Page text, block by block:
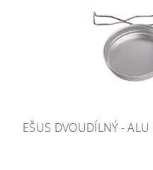
EŠUS DVOUDÍLNÝ -